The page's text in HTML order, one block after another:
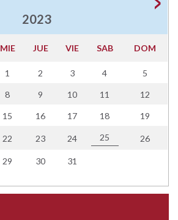
2023
MIE JUE VIE SAB DOM
1 2 3 4 5
8 9 10 11 12
15 16 17 18 19
22 23 24 25 26
29 30 31